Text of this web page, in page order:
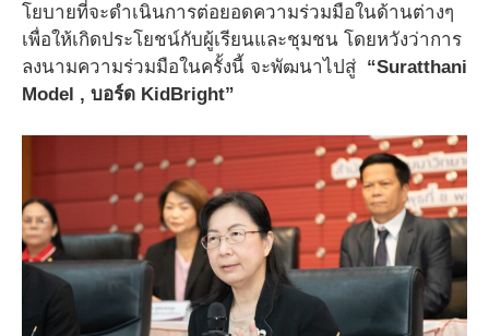
โยบายที่จะดำเนินการต่อยอดความร่วมมือในด้านต่างๆ
เพื่อให้เกิดประโยชน์กับผู้เรียนและชุมชน โดยหวังว่าการ
ลงนามความร่วมมือในครั้งนี้ จะพัฒนาไปสู่ “Suratthani
Model , บอร์ด KidBright”